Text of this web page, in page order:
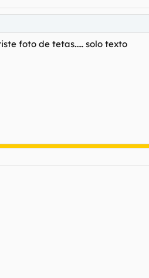
foto de tetas..... solo texto